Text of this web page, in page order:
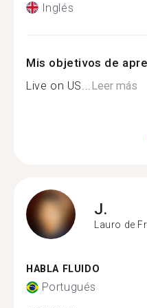
Inglés
Mis objetivos de
Live on US... Leer más
J.
Lauro de
HABLA FLUIDO
Portugués